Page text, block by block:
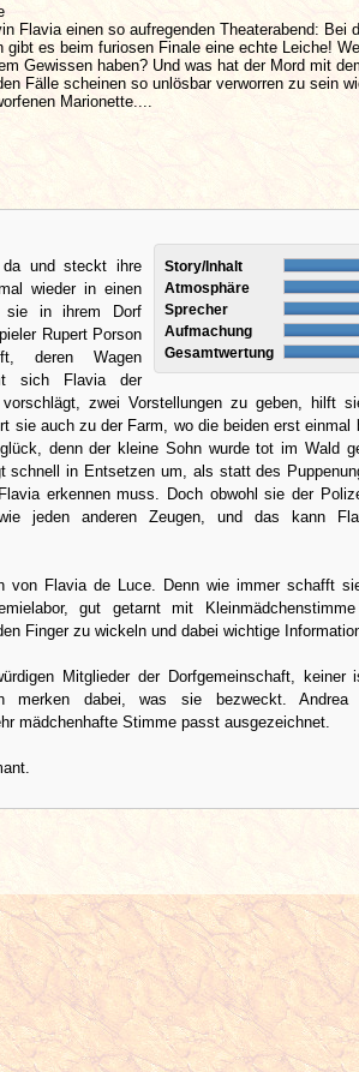
Flavia einen so aufregenden Theaterabend: Bei
gibt es beim furiosen Finale eine echte Leiche!
Gewissen haben? Und was hat der Mord mit
Fälle scheinen so unlösbar verworren zu sein
Marionette....
Story/Inhalt
Atmosphäre
Sprecher
Aufmachung
Gesamtwertung
und steckt ihre
wieder in einen
sie in ihrem Dorf
Rupert Porson
deren Wagen
sich Flavia der
zwei Vorstellungen zu geben, hilft
sie auch zu der Farm, wo die beiden erst einmal
denn der kleine Sohn wurde tot im Wald
schnell in Entsetzen um, als statt des
erkennen muss. Doch obwohl sie der
jeden anderen Zeugen, und das kann
von Flavia de Luce. Denn wie immer schafft
gut getarnt mit
Finger zu wickeln und dabei wichtige
Mitglieder der Dorfgemeinschaft, keiner
merken dabei, was sie bezweckt.
mädchenhafte Stimme passt ausgezeichnet.